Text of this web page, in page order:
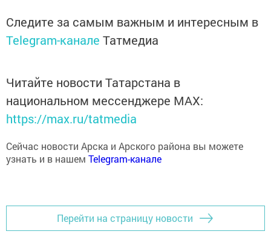
Telegram-каналеТатмедиа
Читайте новости Татарстана в
национальном мессенджере MАХ:
https://max.ru/tatmedia
узнать и в нашемTelegram-канале
Перейти на страницу новости